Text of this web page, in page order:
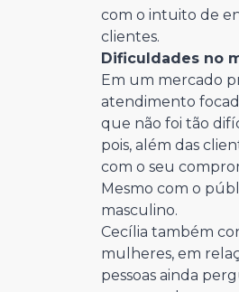
com o intuito de
clientes.
Dificuldades no
Em um mercado
atendimento
que não foi tão
pois, além das
com o seu
Mesmo com o
masculino.
Cecília também
mulheres, em
pessoas ainda